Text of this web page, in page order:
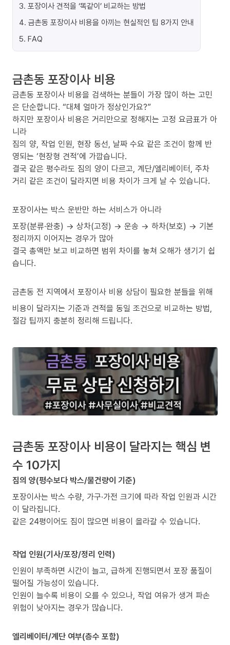
3. 포장이사 견적을 ‘똑같이’ 비교하는 방법
4. 금촌동 포장이사 비용을 아끼는 현실적인 팁 8가지 안내
5. FAQ
금촌동 포장이사 비용
금촌동 포장이사 비용을 검색하는 분들이 가장 많이 하는 고민
은 단순합니다. “대체 얼마가 정상인가요?”
하지만 포장이사 비용은 거리만으로 정해지는 고정 요금표가 아
니라
짐의 양, 작업 인원, 현장 동선, 날짜 수요 같은 조건이 함께 반
영되는 ‘현장형 견적’에 가깝습니다.
결국 같은 평수라도 짐의 양이 다르고, 계단/엘리베이터, 주차
거리 같은 조건이 달라지면 비용 차이가 크게 날 수 있습니다.
포장이사는 박스 운반만 하는 서비스가 아니라
포장(분류·완충) → 상차(고정) → 운송 → 하차(보호) → 기본
정리까지 이어지는 경우가 많아
결국 총액만 보고 비교하면 범위 차이를 놓쳐 오해가 생기기 쉽
습니다.
금촌동 전 지역에서 포장이사 비용 상담이 필요한 분들을 위해
비용이 달라지는 기준과 견적을 동일 조건으로 비교하는 방법,
절감 팁까지 충분히 정리해 드립니다.
금촌동 포장이사 비용이 달라지는 핵심 변
수 10가지
짐의 양(평수보다 박스/물건량이 기준)
포장이사는 박스 수량, 가구·가전 크기에 따라 작업 인원과 시간
이 달라집니다.
같은 24평이어도 짐이 많으면 비용이 올라갈 수 있습니다.
작업 인원(기사/포장/정리 인력)
인원이 부족하면 시간이 늘고, 급하게 진행되면서 포장 품질이
떨어질 가능성이 있습니다.
인원이 늘수록 비용이 오를 수 있으나, 작업 여유가 생겨 파손
위험이 낮아지는 경우가 많습니다.
엘리베이터/계단 여부(층수 포함)